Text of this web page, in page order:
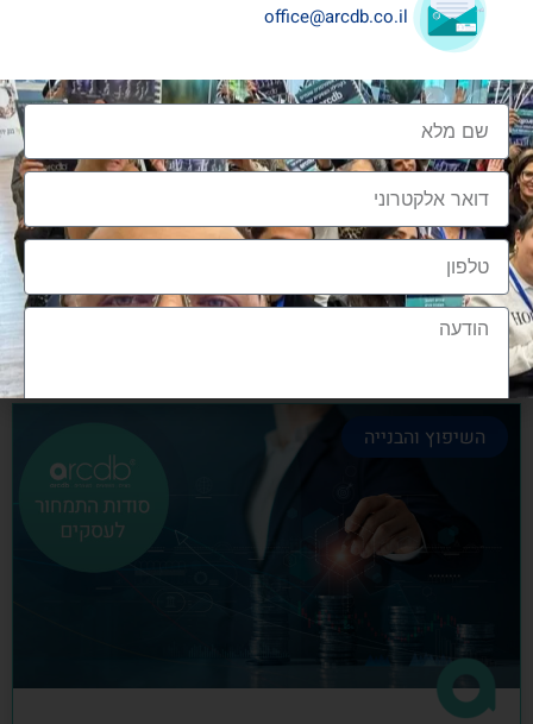
שיתופי פעולה בענף העיצוב והבניה
שיתופי פעולה בענף העיצוב והבניה הם מתכון הכרחי
להצלחה, לנו בארכדיבי יש את הניסיון והיכולת
אלעד גרגיר - מייסד ומנכ"ל arcdb
השיפוץ והבנייה
office@arcdb.co.il
הצטרפות לקהילה